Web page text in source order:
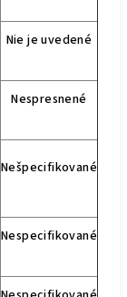
Nie je uvedené
Nespresnené
Nešpecifikované
Nespecifikované